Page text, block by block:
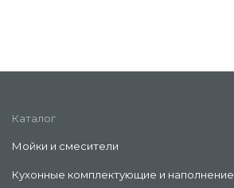
Каталог
Мойки и смесители
Кухонные комплектующие и наполнение